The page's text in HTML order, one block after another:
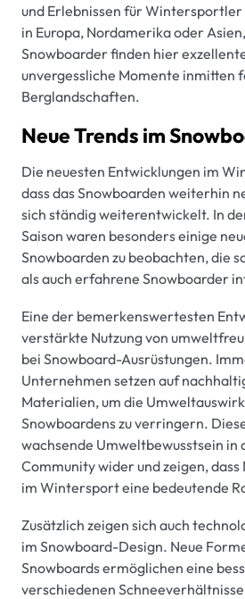
und Erlebnissen für
in Europa, Nordamerika oder
Snowboarder finden hier
unvergessliche Momente inmitten
Berglandschaften.
Neue Trends im
Die neuesten Entwicklungen im
dass das Snowboarden weiterhin
sich ständig weiterentwickelt. In
Saison waren besonders einige
Snowboarden zu beobachten, die
als auch erfahrene Snowboarder
Eine der bemerkenswertesten
verstärkte Nutzung von
bei Snowboard-Ausrüstungen.
Unternehmen setzen auf
Materialien, um die
Snowboardens zu verringern.
wachsende Umweltbewusstsein in
Community wider und zeigen,
im Wintersport eine bedeutende
Zusätzlich zeigen sich auch
im Snowboard-Design. Neue
Snowboards ermöglichen eine
verschiedenen